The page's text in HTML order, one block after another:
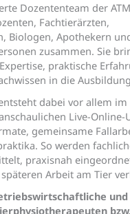
Dozententeam der
Fachtierärzten,
Biologen, Apothekern
zusammen. Sie
praktische
in die
dabei vor allem
Live-Online-
gemeinsame
So werden
praxisnah
Arbeit am Tier
bzw.